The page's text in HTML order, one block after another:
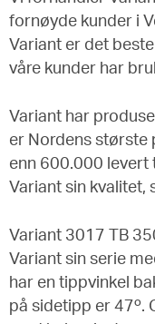
fornøyde kunder i
Variant er det
våre kunder har
Variant har
er Nordens største
enn 600.000 levert
Variant sin kvalitet,
Variant 3017 TB
Variant sin serie
har en tippvinkel
på sidetipp er 47º.